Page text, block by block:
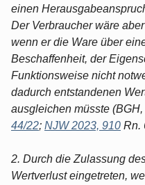
einen
Der Verbraucher wäre
wenn er die Ware über
Beschaffenheit, der
Funktionsweise nicht
dadurch entstandenen
ausgleichen müsste
44/22; NJW 2023, 910 Rn.
2. Durch die Zulassung
Wertverlust eingetreten,